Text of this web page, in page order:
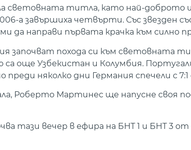
световната титла, като най-
а завършиха четвърти. Със звезден
да направи първата крачка към силно
започват похода си към световната
са още Узбекистан и Колумбия.
няколко дни Германия спечели с
Роберто Мартинес ще напусне своя
тази вечер в ефира на БНТ 1 и БНТ 3 от